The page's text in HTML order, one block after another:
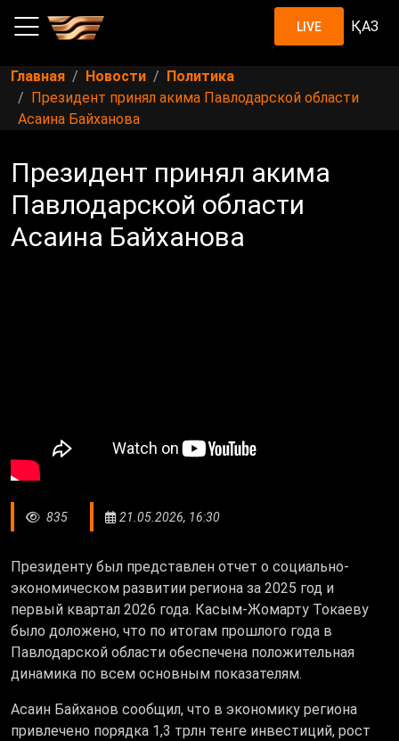
LIVE ҚАЗ
Главная Новости
Политика
Президент принял акима Павлодарской области
Асаина Байханова
Президент принял акима
Павлодарской области
Асаина Байханова
835 21.05.2026, 16:30
Президенту был представлен отчет о социально-
экономическом развитии региона за 2025 год и
первый квартал 2026 года. Касым-Жомарту Токаеву
было доложено, что по итогам прошлого года в
Павлодарской области обеспечена положительная
динамика по всем основным показателям.
Асаин Байханов сообщил, что в экономику региона
привлечено порядка 1,3 трлн тенге инвестиций, рост